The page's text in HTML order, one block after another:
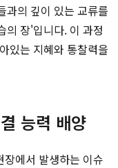
과의 깊이 있는 교류를
의 장'입니다. 이 과정
있는 지혜와 통찰력을
능력 배양
에서 발생하는 이슈